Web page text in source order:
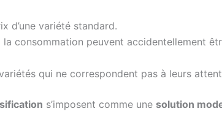
d’une variété standard.
consommation peuvent accidentellement
qui ne correspondent pas à leurs
s’imposent comme une solution